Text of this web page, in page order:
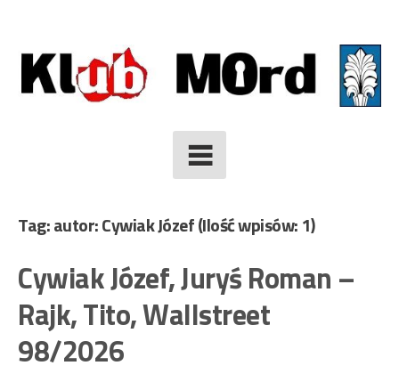
to
content
Tag: autor: Cywiak Józef(Ilość wpisów: 1)
Cywiak Józef, Juryś Roman –
Rajk, Tito, Wallstreet
98/2026